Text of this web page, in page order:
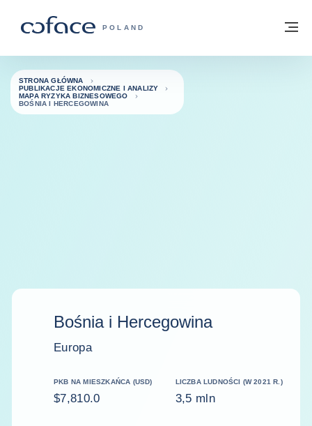
COFACE FOR TRADE - STRONA
POLAND
Powrót do strony głównej
STRONA GŁÓWNA
PUBLIKACJE EKONOMICZNE I ANALIZY
MAPA RYZYKA BIZNESOWEGO
BOŚNIA I HERCEGOWINA
Bośnia i Hercegowina
Europa
PKB NA MIESZKAŃCA (USD)
$7,810.0
LICZBA LUDNOŚCI (W 2021 R.)
3,5 mln